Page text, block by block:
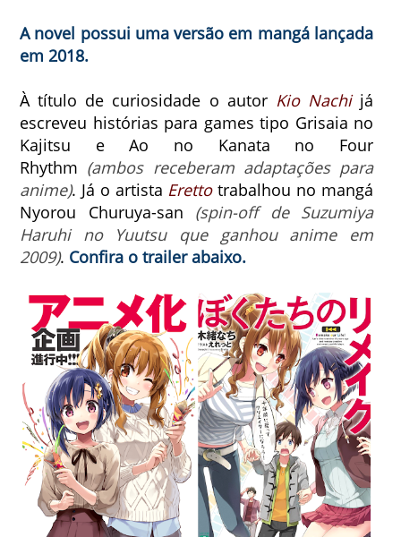
A novel possui uma versão em mangá lançada
em 2018.
À título de curiosidade o autor Kio Nachijá
escreveu histórias para games tipo Grisaia no
Kajitsu e Ao no Kanata no Four
Rhythm (ambos receberam adaptações para
anime). Já o artista Erettotrabalhou no mangá
Nyorou Churuya-san (spin-off de Suzumiya
Haruhi no Yuutsu que ganhou anime em
2009). Confira o trailer abaixo.